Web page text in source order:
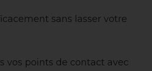
sans lasser votre
vos points de contact avec